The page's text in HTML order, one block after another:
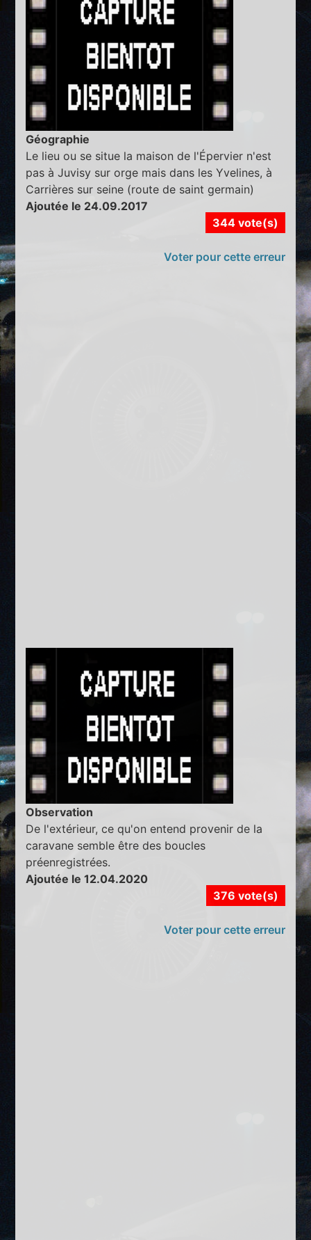
Géographie
Le lieu ou se situe la maison de l'Épervier n'est
pas à Juvisy sur orge mais dans les Yvelines, à
Carrières sur seine (route de saint germain)
Ajoutée le 24.09.2017
344 vote(s)
Voter pour cette erreur
Observation
De l'extérieur, ce qu'on entend provenir de la
caravane semble être des boucles
préenregistrées.
Ajoutée le 12.04.2020
376 vote(s)
Voter pour cette erreur